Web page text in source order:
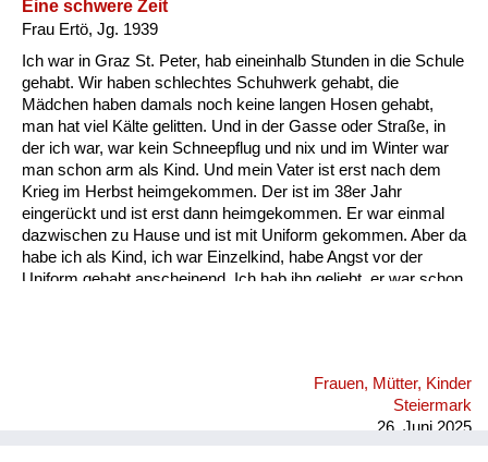
Eine schwere Zeit
Frau Ertö, Jg. 1939
Ich war in Graz St. Peter, hab eineinhalb Stunden in die Schule
gehabt. Wir haben schlechtes Schuhwerk gehabt, die
Mädchen haben damals noch keine langen Hosen gehabt,
man hat viel Kälte gelitten. Und in der Gasse oder Straße, in
der ich war, war kein Schneepflug und nix und im Winter war
man schon arm als Kind. Und mein Vater ist erst nach dem
Krieg im Herbst heimgekommen. Der ist im 38er Jahr
eingerückt und ist erst dann heimgekommen. Er war einmal
dazwischen zu Hause und ist mit Uniform gekommen. Aber da
habe ich als Kind, ich war Einzelkind, habe Angst vor der
Uniform gehabt anscheinend. Ich hab ihn geliebt, er war schon
meine Mutter ist mit mir immer am Bahnhof fahren mit dem
Fahrrad und der Vati war halt nie dabei, sie hat auch keine
Frauen, Mütter, Kinder
Steiermark
26. Juni 2025